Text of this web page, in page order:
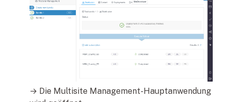
→ Die Multisite Management-Hauptanwendung